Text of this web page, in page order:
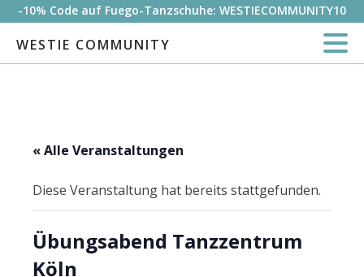
-10% Code auf Fuego-Tanzschuhe: WESTIECOMMUNITY10
WESTIE COMMUNITY
« Alle Veranstaltungen
Diese Veranstaltung hat bereits stattgefunden.
Übungsabend Tanzzentrum
Köln